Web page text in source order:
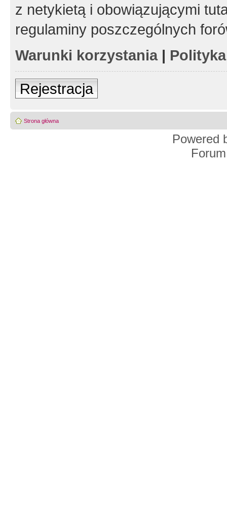
z netykietą i obowiązującymi
regulaminy poszczególnych
Warunki korzystania|
Rejestracja
Strona główna
Powered